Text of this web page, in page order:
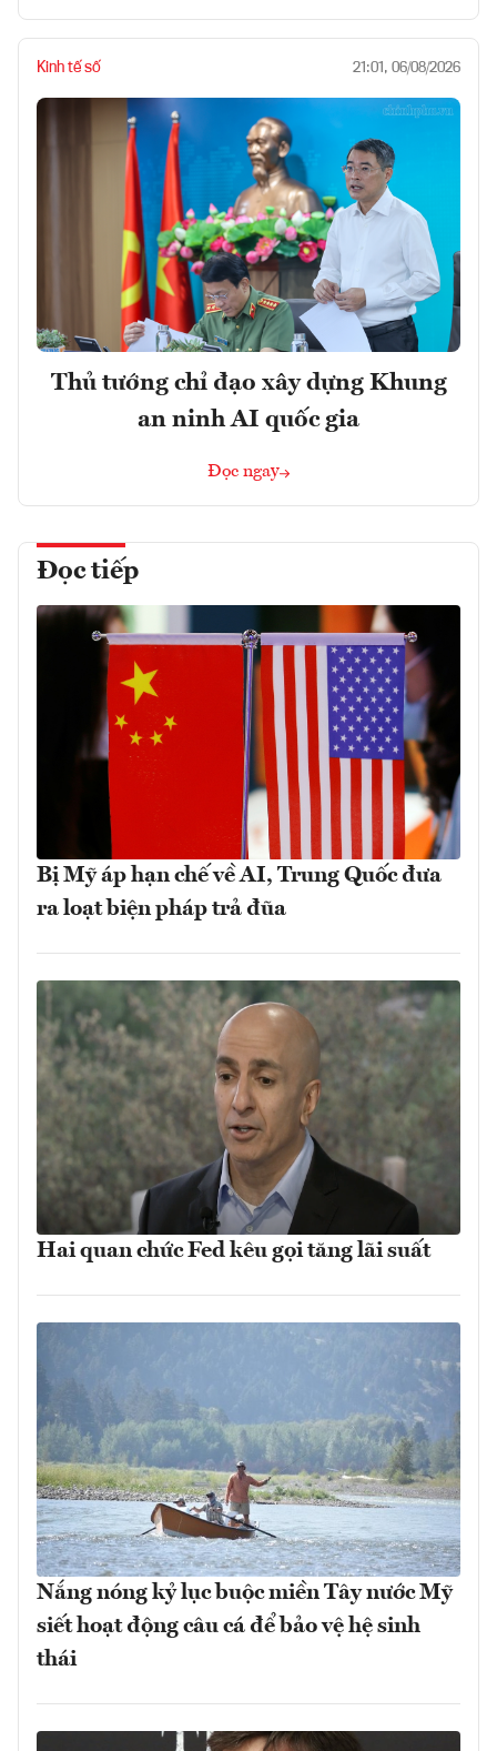
Kinh tế số 21:01, 06/08/2026
Thủ tướng chỉ đạo xây dựng Khung
an ninh AI quốc gia
Đọc ngay
Đọc tiếp
Bị Mỹ áp hạn chế về AI, Trung Quốc đưa
ra loạt biện pháp trả đũa
Hai quan chức Fed kêu gọi tăng lãi suất
Nắng nóng kỷ lục buộc miền Tây nước Mỹ
siết hoạt động câu cá để bảo vệ hệ sinh
thái